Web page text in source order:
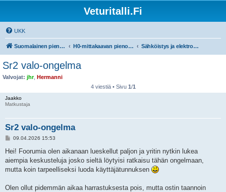
Veturitalli.Fi
UKK
Suomalainen pienoisrautatiefoorumi H0-mittakaavan pienoisrautatiet Sähköistys ja elektroniikka
Sr2 valo-ongelma
Valvojat: jhr, Hermanni
4 viestiä • Sivu 1/1
Jaakko
Matkustaja
Sr2 valo-ongelma
V
e
t
i
09.04.2026 15:53
Hei! Foorumia olen aikanaan lueskellut paljon ja yritin nytkin lukea
aiempia keskusteluja josko sieltä löytyisi ratkaisu tähän ongelmaan,
mutta koin tarpeelliseksi luoda käyttäjätunnuksen
Olen ollut pidemmän aikaa harrastuksesta pois, mutta ostin taannoin